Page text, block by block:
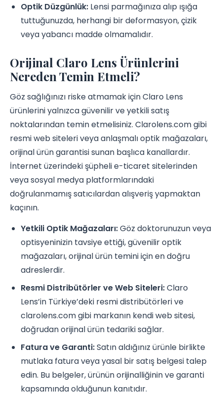
Optik Düzgünlük: Lensi parmağınıza alıp ışığa
tuttuğunuzda, herhangi bir deformasyon, çizik
veya yabancı madde olmamalıdır.
Orijinal Claro Lens Ürünlerini
Nereden Temin Etmeli?
Göz sağlığınızı riske atmamak için Claro Lens
ürünlerini yalnızca güvenilir ve yetkili satış
noktalarından temin etmelisiniz. Clarolens.com gibi
resmi web siteleri veya anlaşmalı optik mağazaları,
orijinal ürün garantisi sunan başlıca kanallardır.
İnternet üzerindeki şüpheli e-ticaret sitelerinden
veya sosyal medya platformlarındaki
doğrulanmamış satıcılardan alışveriş yapmaktan
kaçının.
Yetkili Optik Mağazaları:Göz doktorunuzun veya
optisyeninizin tavsiye ettiği, güvenilir optik
mağazaları, orijinal ürün temini için en doğru
adreslerdir.
Resmi Distribütörler ve Web Siteleri:Claro
Lens’in Türkiye’deki resmi distribütörleri ve
clarolens.com gibi markanın kendi web sitesi,
doğrudan orijinal ürün tedariki sağlar.
Fatura ve Garanti:Satın aldığınız ürünle birlikte
mutlaka fatura veya yasal bir satış belgesi talep
edin. Bu belgeler, ürünün orijinalliğinin ve garanti
kapsamında olduğunun kanıtıdır.